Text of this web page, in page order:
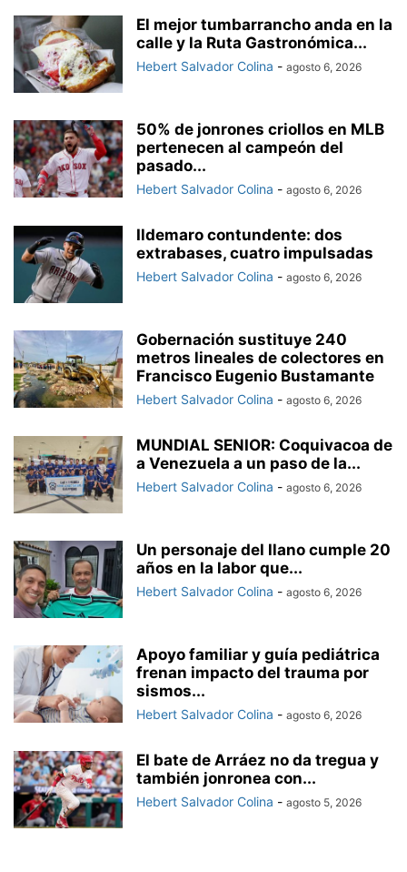
El mejor tumbarrancho anda en la
calle y la Ruta Gastronómica...
Hebert Salvador Colina - agosto 6, 2026
50% de jonrones criollos en MLB
pertenecen al campeón del
pasado...
Hebert Salvador Colina - agosto 6, 2026
Ildemaro contundente: dos
extrabases, cuatro impulsadas
Hebert Salvador Colina - agosto 6, 2026
Gobernación sustituye 240
metros lineales de colectores en
Francisco Eugenio Bustamante
Hebert Salvador Colina - agosto 6, 2026
MUNDIAL SENIOR: Coquivacoa de
a Venezuela a un paso de la...
Hebert Salvador Colina - agosto 6, 2026
Un personaje del llano cumple 20
años en la labor que...
Hebert Salvador Colina - agosto 6, 2026
Apoyo familiar y guía pediátrica
frenan impacto del trauma por
sismos...
Hebert Salvador Colina - agosto 6, 2026
El bate de Arráez no da tregua y
también jonronea con...
Hebert Salvador Colina - agosto 5, 2026